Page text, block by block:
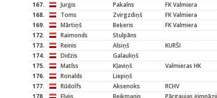
167.
Jurģis Pakalns
FK Valmiera
168.
Toms Zvirgzdiņš
FK Valmiera
169.
Mārtiņš Beķeris
FK Valmiera
172.
Raimonds
Stulpāns
173.
Reinis Alsiņš
KURŠI
174.
Didzis
Galauliņš
175.
Matīss Kļaviņš
Valmieras HK
176.
Ronalds
Liepiņš
177.
Rūdolfs Aksenoks
RCHV
178.
Elvijs Beikmanis
Pārgaujas